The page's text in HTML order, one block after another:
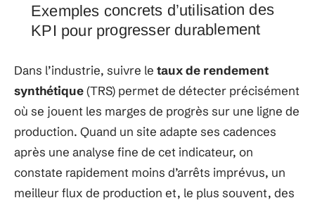
Exemples concrets d’utilisation des
KPI pour progresser durablement
Dans l’industrie, suivre le taux de rendement
synthétique(TRS) permet de détecter précisément
où se jouent les marges de progrès sur une ligne de
production. Quand un site adapte ses cadences
après une analyse fine de cet indicateur, on
constate rapidement moins d’arrêts imprévus, un
meilleur flux de production et, le plus souvent, des